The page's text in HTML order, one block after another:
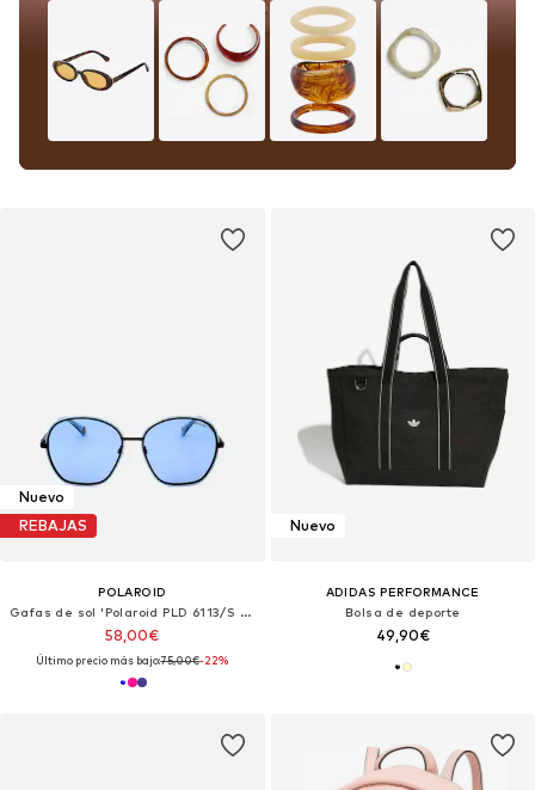
Nuevo
REBAJAS
POLAROID
Gafas de sol 'Polaroid PLD 6113/S Violet 56/16/140 Women Sunglasses'
58,00€
Último precio más bajo:75,00€-22%
Nuevo
ADIDAS PERFORMANCE
Bolsa de deporte
49,90€